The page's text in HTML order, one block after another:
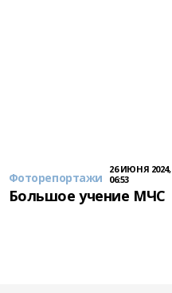
Фоторепортажи
26 ИЮНЯ 2024,
06:53
Большое учение МЧС